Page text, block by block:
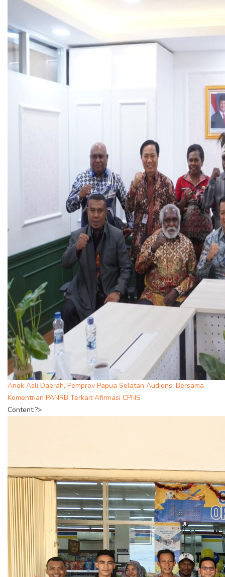
Anak Asli Daerah, Pemprov Papua Selatan Audiensi Bersama
Kementrian PANRB Terkait Afirmasi CPNS
Content;?>